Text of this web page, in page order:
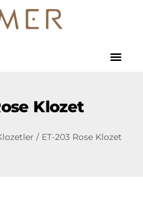
Klozet
/ ET-203 Rose Klozet